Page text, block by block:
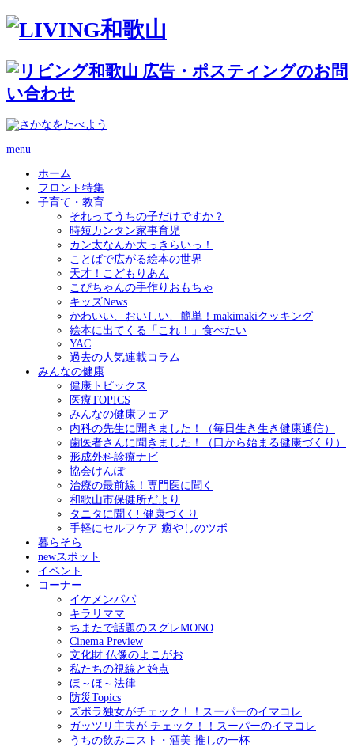
menu
ホーム
フロント特集
子育て・教育
それってうちの子だけですか？
時短カンタン家事育児
カン太なんか大っきらいっ！
ことばで広がる絵本の世界
天才！こどもりあん
こぴちゃんの手作りおもちゃ
キッズNews
かわいい、おいしい、簡単！makimakiクッキング
絵本に出てくる「これ！」食べたい
YAC
過去の人気連載コラム
みんなの健康
健康トピックス
医療TOPICS
みんなの健康フェア
内科の先生に聞きました！（毎日生き生き健康通信）
歯医者さんに聞きました！（口から始まる健康づくり）
形成外科診療ナビ
協会けんぽ
治療の最前線！専門医に聞く
和歌山市保健所だより
タニタに聞く! 健康づくり
手軽にセルフケア 癒やしのツボ
暮らそら
newスポット
イベント
コーナー
イケメンパパ
キラリママ
ちまたで話題のスグレMONO
Cinema Preview
文化財 仏像のよこがお
私たちの視線と始点
ほ～ほ～法律
防災Topics
ズボラ独女がチェック！！スーパーのイマコレ
ガッツリ主夫が チェック！！スーパーのイマコレ
うちの飲みニスト・酒美 推しの一杯